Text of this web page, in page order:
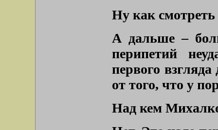
Ну как
А дальше –
перипетий
первого
от того, что у
Над кем